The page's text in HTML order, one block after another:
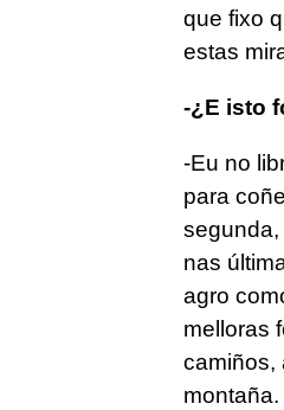
que fixo
estas
-¿E isto
-Eu no
para
nas
agro
melloras
camiños,